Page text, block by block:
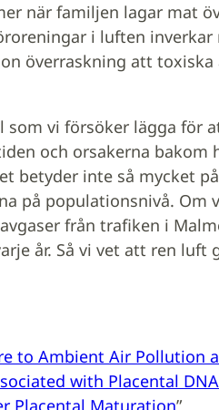
när familjen lagar mat
i luften inverkar
överraskning att
som vi försöker lägga för
och orsakerna bakom
betyder inte så mycket
på populationsnivå. Om
från trafiken i
år. Så vi vet att ren luft
to Ambient Air Pollution
with Placental